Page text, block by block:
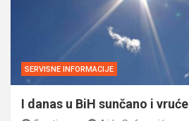
SERVISNE INFORMACIJE
I danas u BiH sunčano i vruće